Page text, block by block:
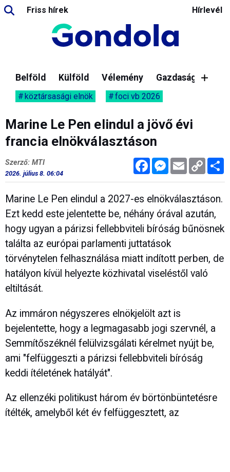
Friss hírek Hírlevél
Belföld Külföld Vélemény Gazdaság
köztársasági elnök foci vb 2026
Marine Le Pen elindul a jövő évi
francia elnökválasztáson
FacebookMessenger
Email Copy
Link
Szerző: MTI
2026. július 8. 06:04
Marine Le Pen elindul a 2027-es elnökválasztáson.
Ezt kedd este jelentette be, néhány órával azután,
hogy ugyan a párizsi fellebbviteli bíróság bűnösnek
találta az európai parlamenti juttatások
törvénytelen felhasználása miatt indított perben, de
hatályon kívül helyezte közhivatal viseléstől való
eltiltását.
Az immáron négyszeres elnökjelölt azt is
bejelentette, hogy a legmagasabb jogi szervnél, a
Semmítőszéknél felülvizsgálati kérelmet nyújt be,
ami "felfüggeszti a párizsi fellebbviteli bíróság
keddi ítéletének hatályát".
Az ellenzéki politikust három év börtönbüntetésre
ítélték, amelyből két év felfüggesztett, az